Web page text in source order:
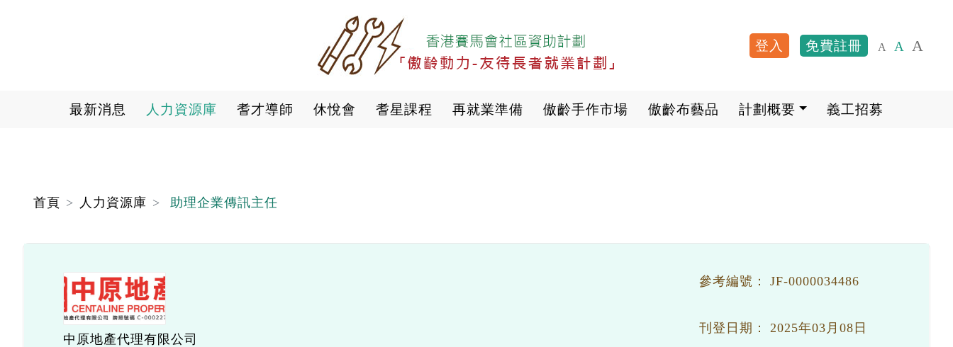
主
內
User account
登入 免費註冊 A A A
Main navigation
最新消息 人力資源庫 耆才導師 休悅會 耆星課程 再就業準備 傲齡手作市場 傲齡布藝品 計劃概要 義工招募
首頁 人力資源庫 助理企業傳訊主任
中原地產代理有限公司
參考編號： JF-0000034486
刊登日期： 2025年03月08日